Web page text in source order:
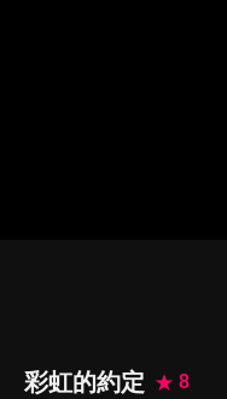
彩虹的約定
8